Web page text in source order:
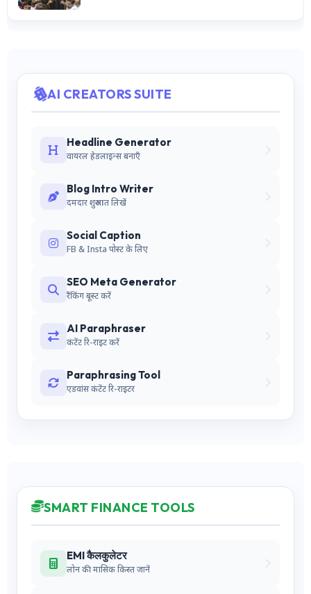
AI CREATORS SUITE
Headline Generator
वायरल हेडलाइन्स बनाएँ
Blog Intro Writer
दमदार शुरुआत लिखें
Social Caption
FB & Insta पोस्ट के लिए
SEO Meta Generator
रैंकिंग बूस्ट करें
AI Paraphraser
कंटेंट रि-राइट करें
Paraphrasing Tool
एडवांस कंटेंट रि-राइटर
SMART FINANCE TOOLS
EMI कैलकुलेटर
लोन की मासिक किस्त जानें